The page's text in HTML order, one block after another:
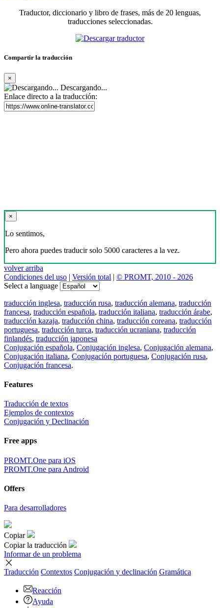
Traductor, diccionario y libro de frases, más de 20 lenguas,
traducciones seleccionadas.
Compartir la traducción
×
Descargando...
Enlace directo a la traducción:
×
Lo sentimos,
Pero ahora puedes traducir solo 5000 caracteres a la vez.
volver arriba
Condiciones del uso | Versión total | © PROMT, 2010 - 2026
Select a language
traducción inglesa, traducción rusa, traducción alemana, traducción
francesa, traducción española, traducción italiana, traducción árabe,
traducción kazaja, traducción china, traducción coreana, traducción
portuguesa, traducción turca, traducción ucraniana, traducción
finlandés, traducción japonesa
Conjugación española, Conjugación inglesa, Conjugación alemana,
Conjugación italiana, Conjugación portuguesa, Conjugación rusa,
Conjugación francesa.
Features
Traducción de textos
Ejemplos de contextos
Conjugación y Declinación
Free apps
PROMT.One para iOS
PROMT.One para Android
Offers
Para desarrolladores
Copiar
Copiar la traducción
Informar de un problema
Traducción Contextos Conjugación y declinación Gramática
Reacción
Ayuda